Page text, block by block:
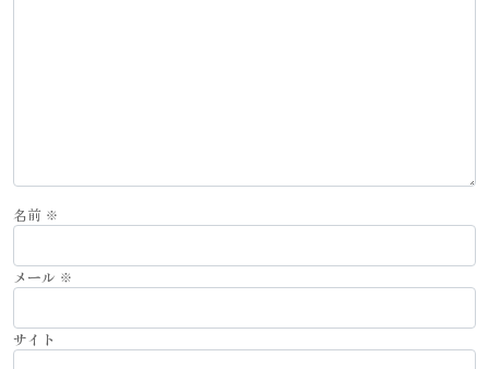
名前 ※
メール ※
サイト